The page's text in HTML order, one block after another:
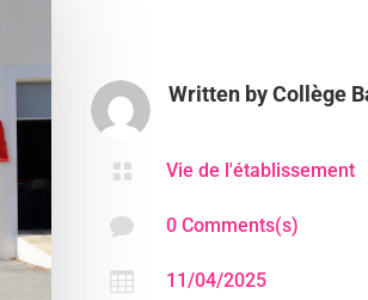
Written byCollège
 Vie de l'établissement
 0 Comments(s)
 11/04/2025